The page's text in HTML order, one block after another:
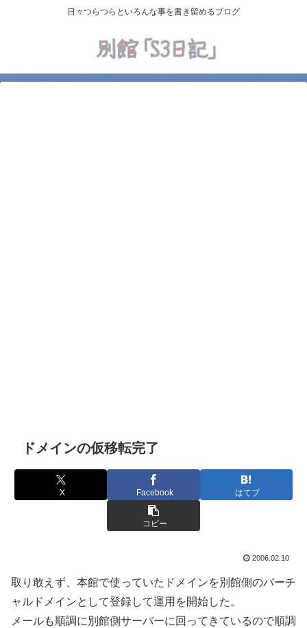
日々つらつらといろんな事を書き留めるブログ
ドメインの仮移転完了
X Facebook はてブ
コピー
2006.02.10
取り敢えず、本館で使っていたドメインを別館側のバーチ
ャルドメインとして登録して運用を開始した。
メールも順調に別館側サーバーに回ってきているので順調